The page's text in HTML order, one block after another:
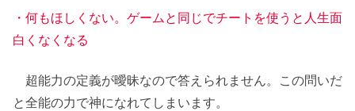
・何もほしくない。ゲームと同じでチートを使うと人生面
白くなくなる
超能力の定義が曖昧なので答えられません。この問いだ
と全能の力で神になれてしまいます。